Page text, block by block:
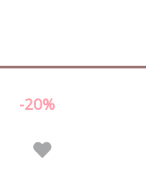
-20%
stringid